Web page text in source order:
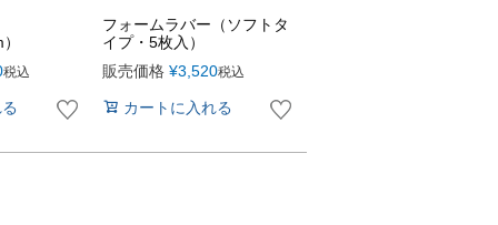
税込
フォームラバー（ソフトタ
イプ・5枚入）
販売価格 ¥3,520税込
カートに入れる